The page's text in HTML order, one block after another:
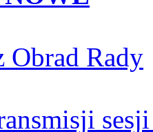
Obrad Rady